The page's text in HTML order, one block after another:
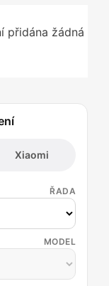
přidána žádná
Xiaomi
ŘADA
MODEL